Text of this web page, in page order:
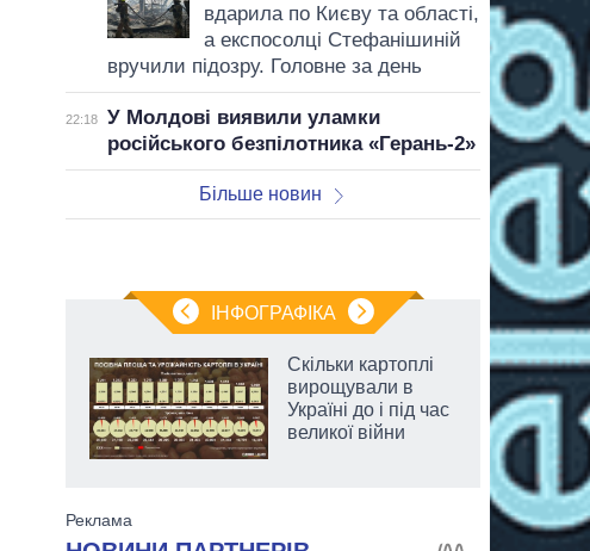
вдарила по Києву та області,
а експосолці Стефанішиній
вручили підозру. Головне за день
22:18
У Молдові виявили уламки
російського безпілотника «Герань-2»
Більше новин
ІНФОГРАФІКА
Скільки картоплі
вирощували в
Україні до і під час
великої війни